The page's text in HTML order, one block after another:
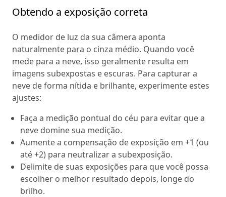
Obtendo a exposição correta
O medidor de luz da sua câmera aponta
naturalmente para o cinza médio. Quando você
mede para a neve, isso geralmente resulta em
imagens subexpostas e escuras. Para capturar a
neve de forma nítida e brilhante, experimente estes
ajustes:
Faça a medição pontual do céu para evitar que a
neve domine sua medição.
Aumente a compensação de exposição em +1 (ou
até +2) para neutralizar a subexposição.
Delimite de suas exposições para que você possa
escolher o melhor resultado depois, longe do
brilho.